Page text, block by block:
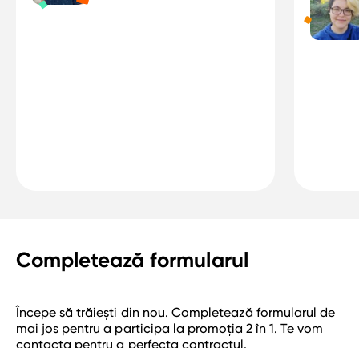
Completează formularul
Începe să trăiești din nou. Completează formularul de
mai jos pentru a participa la promoția 2 în 1. Te vom
contacta pentru a perfecta contractul.